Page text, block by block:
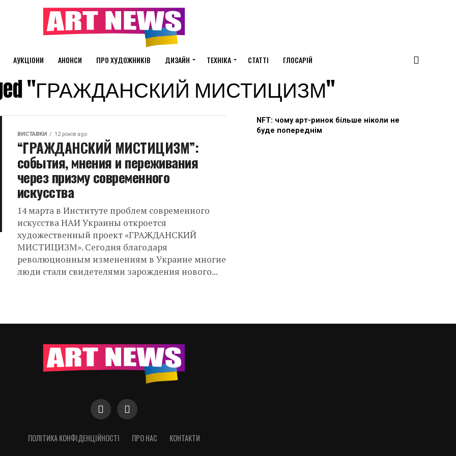
АУКЦІОНИ АНОНСИ ПРО ХУДОЖНИКІВ ДИЗАЙН ТЕХНІКА СТАТТІ ГЛОСАРІЙ
"ГРАЖДАНСКИЙ МИСТИЦИЗМ"
ВИСТАВКИ 12 років ago
“ГРАЖДАНСКИЙ МИСТИЦИЗМ”:
события, мнения и переживания
через призму современного
искусства
14 марта в Институте проблем современного
искусства НАИ Украины откроется
художественный проект «ГРАЖДАНСКИЙ
МИСТИЦИЗМ». Сегодня благодаря
революционным изменениям в Украине многие
люди стали свидетелями зарождения нового...
NFT: чому арт-ринок більше ніколи не
буде попереднім
ПОЛІТИКА КОНФІДЕНЦІЙНОСТІ ПРО НАС КОНТАКТИ